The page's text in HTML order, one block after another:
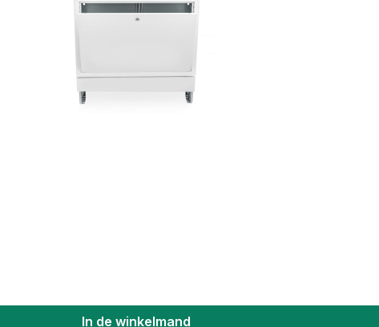
In de winkelmand